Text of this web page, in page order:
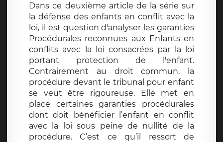
Dans ce deuxième article de la série sur
la défense des enfants en conflit avec la
loi, il est question d'analyser les garanties
Procédurales reconnues aux Enfants en
conflits avec la loi consacrées par la loi
portant protection de l'enfant.
Contrairement au droit commun, la
procédure devant le tribunal pour enfant
se veut être rigoureuse. Elle met en
place certaines garanties procédurales
dont doit bénéficier l’enfant en conflit
avec la loi sous peine de nullité de la
procédure. C’est ce qu’il ressort de